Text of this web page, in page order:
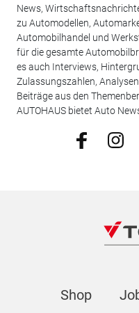
News,
zu Automodellen,
Automobilhandel und
für die gesamte
es auch Interviews,
Zulassungszahlen,
Beiträge aus den
AUTOHAUS bietet Auto
Shop